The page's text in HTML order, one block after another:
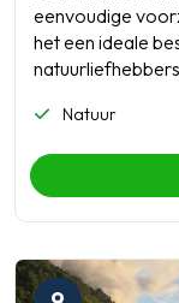
eenvoudige
het een ideale
Natuur